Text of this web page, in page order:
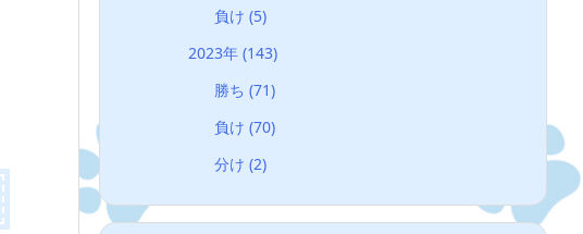
負け(5)
2023年 (143)
勝ち(71)
負け(70)
分け(2)